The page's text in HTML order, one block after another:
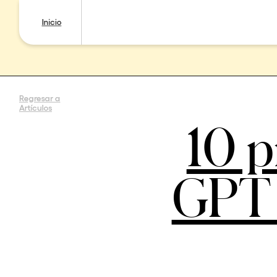
Inicio
Regresar a
Artículos
10